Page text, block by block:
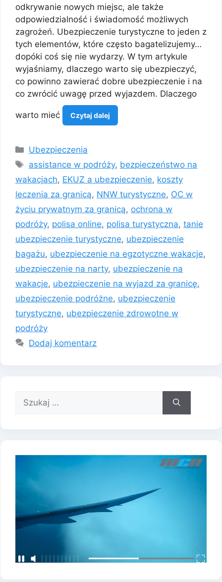
odkrywanie nowych miejsc, ale także
odpowiedzialność i świadomość możliwych
zagrożeń. Ubezpieczenie turystyczne to jeden z
tych elementów, które często bagatelizujemy…
dopóki coś się nie wydarzy. W tym artykule
wyjaśniamy, dlaczego warto się ubezpieczyć,
co powinno zawierać dobre ubezpieczenie i na
co zwrócić uwagę przed wyjazdem. Dlaczego
warto mieć Czytaj dalej
Kategorie
Ubezpieczenia
Tagi
assistance w podróży, bezpieczeństwo na
wakacjach, EKUZ a ubezpieczenie, koszty
leczenia za granicą, NNW turystyczne, OC w
życiu prywatnym za granicą, ochrona w
podróży, polisa online, polisa turystyczna, tanie
ubezpieczenie turystyczne, ubezpieczenie
bagażu, ubezpieczenie na egzotyczne wakacje,
ubezpieczenie na narty, ubezpieczenie na
wakacje, ubezpieczenie na wyjazd za granicę,
ubezpieczenie podróżne, ubezpieczenie
turystyczne, ubezpieczenie zdrowotne w
podróży
Dodaj komentarz